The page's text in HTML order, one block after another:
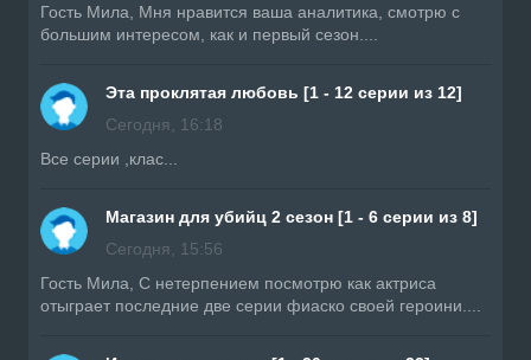
Гость Мила, Мня нравится ваша аналитика, смотрю с
большим интересом, как и первый сезон....
Эта проклятая любовь [1 - 12 серии из 12]
Сегодня, 16:18
Все серии ,клас...
Магазин для убийц 2 сезон [1 - 6 серии из 8]
Сегодня, 15:56
Гость Мила, С нетерпением посмотрю как актриса
отыграет последние две серии фиаско своей героини....